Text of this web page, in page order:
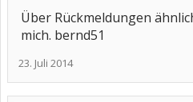
Über Rückmeldungen
mich. bernd51
23. Juli 2014